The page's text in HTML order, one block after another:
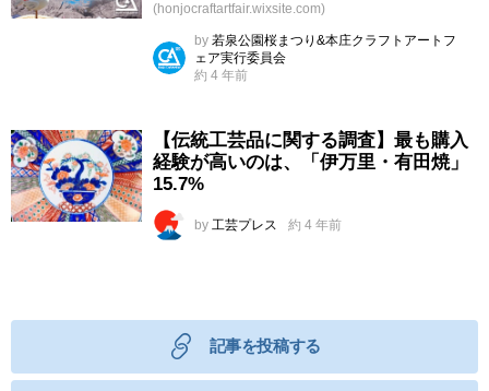
(honjocraftartfair.wixsite.com)
by 若泉公園桜まつり&本庄クラフトアートフ
ェア実行委員会
約 4 年前
【伝統工芸品に関する調査】最も購入
経験が高いのは、「伊万里・有田焼」
15.7%
by 工芸プレス 約 4 年前
記事を投稿する